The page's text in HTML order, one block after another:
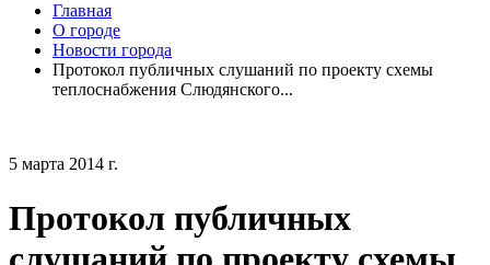
Главная
О городе
Новости города
Протокол публичных слушаний по проекту схемы
теплоснабжения Слюдянского...
5 марта 2014 г.
Протокол публичных